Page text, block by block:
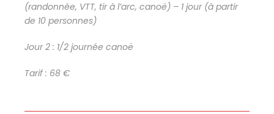
(randonnée, VTT, tir à l’arc, canoë) – 1 jour (à partir
de 10 personnes)
Jour 2 : 1/2 journée canoë
Tarif : 68 €